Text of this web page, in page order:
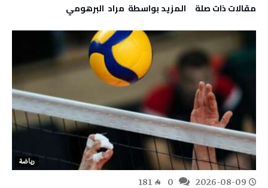
‫مقالات ذات صلة‬ ‫‫المزيد بواسطة‬ ‬ مراد‭ ‬ البرهومي
رياضة
2026-08-09
181